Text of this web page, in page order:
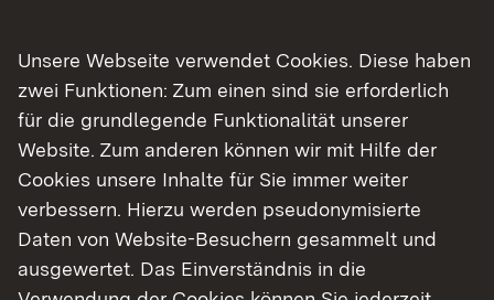
Besigheim
Planungsstand und mögliche
Planungsbeschleunigungen besprochen /
weiterer runder Tisch im September geplant
Zur Medienmitteilung
Unsere Webseite verwendet Cookies. Diese haben
zwei Funktionen: Zum einen sind sie erforderlich
für die grundlegende Funktionalität unserer
Website. Zum anderen können wir mit Hilfe der
Cookies unsere Inhalte für Sie immer weiter
verbessern. Hierzu werden pseudonymisierte
Daten von Website-Besuchern gesammelt und
ausgewertet. Das Einverständnis in die